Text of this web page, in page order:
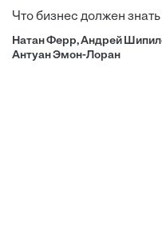
Что бизнес должен
Натан Ферр, Андрей
Антуан Эмон-Лоран